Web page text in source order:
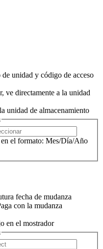
unidad y código de acceso
ve directamente a la unidad
unidad de almacenamiento
el formato: Mes/Día/Año
fecha de mudanza
con la mudanza
en el mostrador